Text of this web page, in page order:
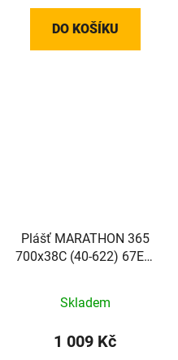
DO KOŠÍKU
Plášť MARATHON 365
700x38C (40-622) 67EPI
reflex
Skladem
1 009 Kč